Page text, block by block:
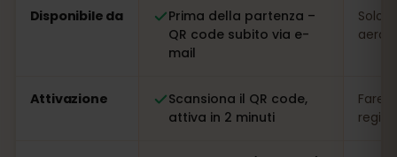
Disponibile da
Prima della partenza –
QR code subito via e-
mail
Solo
Attivazione
Scansiona il QR code,
attiva in 2 minuti
Fare